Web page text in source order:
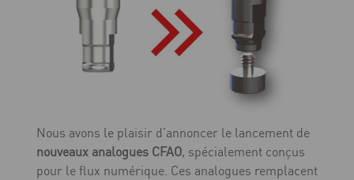
Nous avons le plaisir d’annoncer le lancement de
nouveaux analogues CFAO, spécialement conçus
pour le flux numérique. Ces analogues remplacent